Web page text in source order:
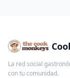
La red social
con tu comunidad.